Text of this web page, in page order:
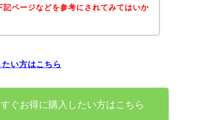
記ページなどを参考にされてみてはいか
い方はこちら
ぐお得に購入したい方はこちら